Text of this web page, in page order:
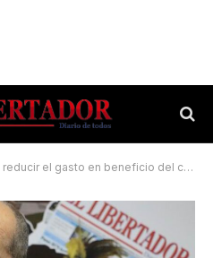
el gasto en beneficio del correntino»